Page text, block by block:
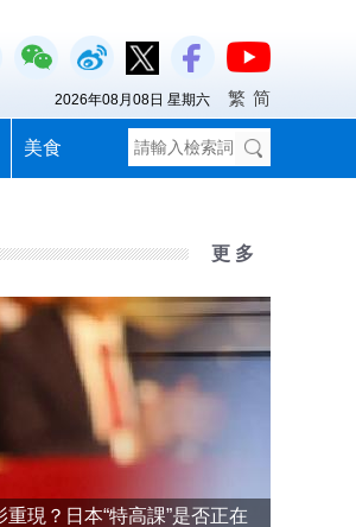
美食
2026年08月08日 星期六 繁 简
更 多
重現？日本“特高課”是否正在